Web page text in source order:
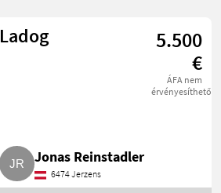
Ladog
5.500
€
ÁFA nem
érvényesíthető
Jonas Reinstadler
6474 Jerzens